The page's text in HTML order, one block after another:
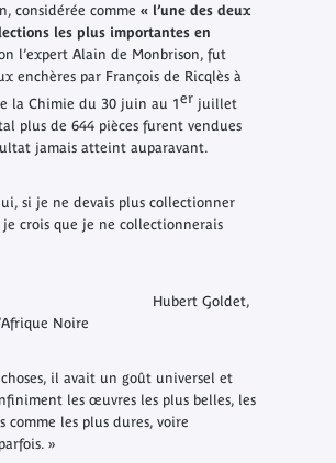
considérée comme « l’une des deux
les plus importantes en
l’expert Alain de Monbrison, fut
enchères par François de Ricqlès à
la Chimie du 30 juin au 1er juillet
plus de 644 pièces furent vendues
jamais atteint auparavant.
si je ne devais plus collectionner
je crois que je ne collectionnerais
Goldet,
Noire
il avait un goût universel et
les œuvres les plus belles, les
comme les plus dures, voire
»